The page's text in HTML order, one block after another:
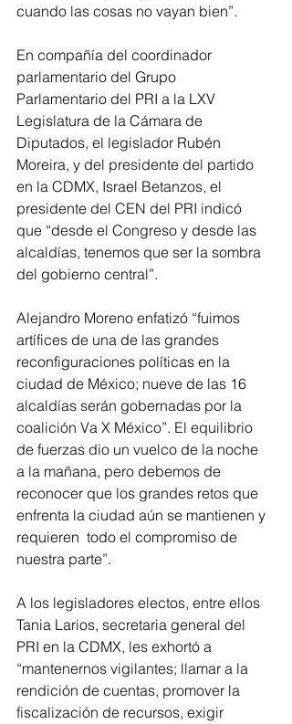
cuando las cosas no vayan bien”.
En compañía del coordinador
parlamentario del Grupo
Parlamentario del PRI a la LXV
Legislatura de la Cámara de
Diputados, el legislador Rubén
Moreira, y del presidente del partido
en la CDMX, Israel Betanzos, el
presidente del CEN del PRI indicó
que “desde el Congreso y desde las
alcaldías, tenemos que ser la sombra
del gobierno central”.
Alejandro Moreno enfatizó “fuimos
artífices de una de las grandes
reconfiguraciones políticas en la
ciudad de México; nueve de las 16
alcaldías serán gobernadas por la
coalición Va X México”. El equilibrio
de fuerzas dio un vuelco de la noche
a la mañana, pero debemos de
reconocer que los grandes retos que
enfrenta la ciudad aún se mantienen y
requieren  todo el compromiso de
nuestra parte”.
A los legisladores electos, entre ellos
Tania Larios, secretaria general del
PRI en la CDMX, les exhortó a
“mantenernos vigilantes; llamar a la
rendición de cuentas, promover la
fiscalización de recursos, exigir